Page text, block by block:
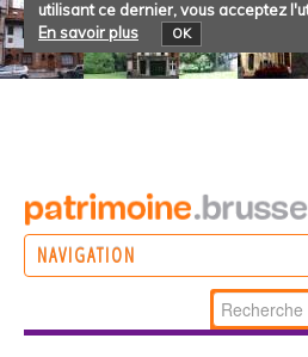
utilisant ce dernier, vous acceptez
En savoir plus
OK
NAVIGATION
Chercher par
Recherche